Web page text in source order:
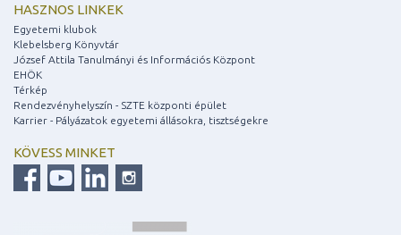
HASZNOS LINKEK
Egyetemi klubok
Klebelsberg Könyvtár
József Attila Tanulmányi és Információs Központ
EHÖK
Térkép
Rendezvényhelyszín - SZTE központi épület
Karrier - Pályázatok egyetemi állásokra, tisztségekre
KÖVESS MINKET